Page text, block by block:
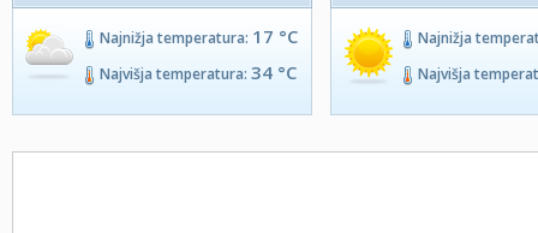
Najnižja temperatura: 17 °C
Najvišja temperatura: 34 °C
Najnižja
Najvišja